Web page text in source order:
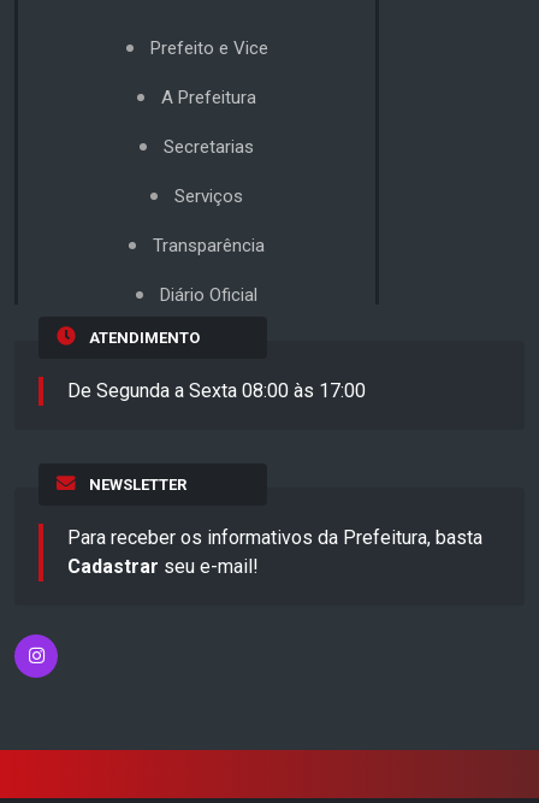
Prefeito e Vice
A Prefeitura
Secretarias
Serviços
Transparência
Diário Oficial
ATENDIMENTO
De Segunda a Sexta 08:00 às 17:00
NEWSLETTER
Para receber os informativos da Prefeitura, basta
Cadastrar seu e-mail!